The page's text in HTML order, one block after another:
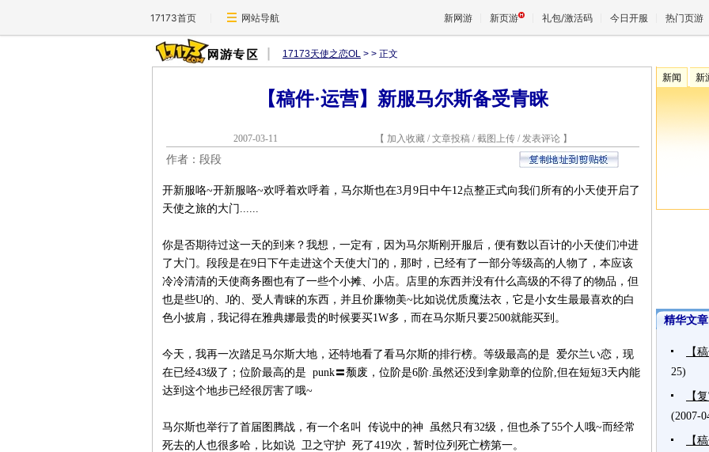
17173首页 网站导航 新网游 新页游 礼包/激活码 今日开服 热门页游
17173天使之恋OL > > 正文
【稿件·运营】新服马尔斯备受青睐
2007-03-11 【 加入收藏 / 文章投稿 / 截图上传 / 发表评论 】
作者：段段
开新服咯~开新服咯~欢呼着欢呼着，马尔斯也在3月9日中午12点整正式向我们所有的小天使开启了
天使之旅的大门......
你是否期待过这一天的到来？我想，一定有，因为马尔斯刚开服后，便有数以百计的小天使们冲进
了大门。段段是在9日下午走进这个天使大门的，那时，已经有了一部分等级高的人物了，本应该
冷冷清清的天使商务圈也有了一些个小摊、小店。店里的东西并没有什么高级的不得了的物品，但
也是些U的、J的、受人青睐的东西，并且价廉物美~比如说优质魔法衣，它是小女生最最喜欢的白
色小披肩，我记得在雅典娜最贵的时候要买1W多，而在马尔斯只要2500就能买到。
今天，我再一次踏足马尔斯大地，还特地看了看马尔斯的排行榜。等级最高的是 爱尔兰い恋，现
在已经43级了；位阶最高的是 punk〓颓废，位阶是6阶.虽然还没到拿勋章的位阶,但在短短3天内能
达到这个地步已经很厉害了哦~
马尔斯也举行了首届图腾战，有一个名叫 传说中的神 虽然只有32级，但也杀了55个人哦~而经常
死去的人也很多哈，比如说 卫之守护 死了419次，暂时位列死亡榜第一。
新闻 新
精华文章
【
25)
【
(2007-
【